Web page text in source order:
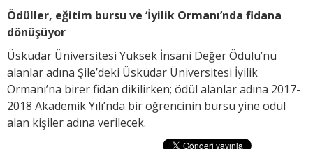
Ödüller, eğitim bursu ve ‘İyilik Ormanı’nda fidana
dönüşüyor
Üsküdar Üniversitesi Yüksek İnsani Değer Ödülü’nü
alanlar adına Şile’deki Üsküdar Üniversitesi İyilik
Ormanı’na birer fidan dikilirken; ödül alanlar adına 2017-
2018 Akademik Yılı’nda bir öğrencinin bursu yine ödül
alan kişiler adına verilecek.